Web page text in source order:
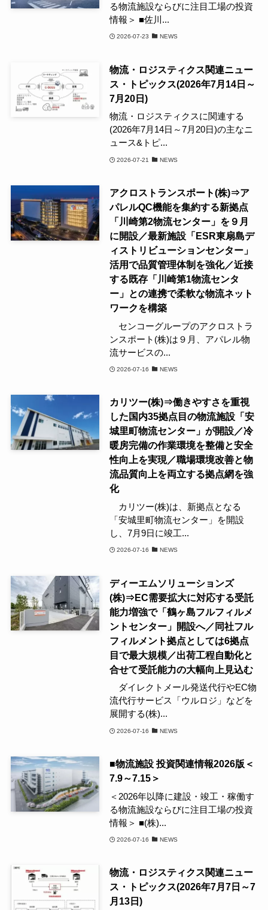
る物流施設ならびに注目工場の投資
情報＞ ■佐川...
2026-07-23 NEWS
物流・ロジスティクス関連ニュー
ス・トピックス(2026年7月14日～
7月20日)
物流・ロジスティクスに関連する
(2026年7月14日～7月20日)の主なニ
ュース&トピ...
2026-07-21 NEWS
アクロストランスポート(株)⇒ア
パレルQC機能を集約する新拠点
「川崎第2物流センター」を９月
に開設／最新施設「ESR東扇島デ
ィストリビューションセンター」
活用で品質管理体制を強化／近接
する既存「川崎第1物流センタ
ー」との連携で柔軟な物流ネット
ワークを構築
センコーグループのアクロストラ
ンスポート(株)は９月、アパレル物
流サービスの...
2026-07-16 NEWS
カリツー(株)⇒働きやすさを重視
した国内35拠点目の物流施設「安
城里町物流センター」が開設／冷
暖房完備の作業環境を整備と安全
性向上を実現／職場環境改善と物
流品質向上を両立する拠点網を強
化
カリツー(株)は、新拠点となる
「安城里町物流センター」を開設
し、7月9日に竣工...
2026-07-16 NEWS
ディーエムソリューションズ
(株)⇒EC需要拡大に対応する受託
能力増強で「鶴ヶ島フルフィルメ
ントセンター」開設へ／同社フル
フィルメント拠点としては6拠点
目で最大規模／出荷工程自動化と
合せて受託能力の大幅向上見込む
ダイレクトメール発送代行やEC物
流代行サービス「ウルロジ」などを
展開する(株)...
2026-07-16 NEWS
■物流施設 投資関連情報2026版＜
7.9～7.15＞
＜2026年以降に建設・竣工・稼働す
る物流施設ならびに注目工場の投資
情報＞ ■(株)...
2026-07-16 NEWS
物流・ロジスティクス関連ニュー
ス・トピックス(2026年7月7日～7
月13日)